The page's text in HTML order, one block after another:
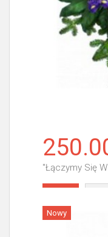
"Łączymy Się
Nowy